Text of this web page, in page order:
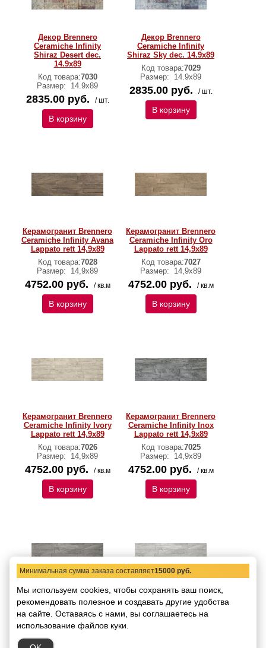
Декор Brennero
Ceramiche Infinity
Shiraz Desert dec.
14.9х89
Код товара:7030
Размер:
14.9х89
2835.00 руб. / шт.
В корзину
Декор Brennero
Ceramiche Infinity
Shiraz Sky dec. 14.9х89
Код товара:7029
Размер:
14.9х89
2835.00 руб. / шт.
В корзину
Керамогранит Brennero
Ceramiche Infinity Avana
Lappato rett 14,9x89
Код товара:7028
Размер:
14,9x89
4752.00 руб. / кв.м
В корзину
Керамогранит Brennero
Ceramiche Infinity Oro
Lappato rett 14,9x89
Код товара:7027
Размер:
14,9x89
4752.00 руб. / кв.м
В корзину
Керамогранит Brennero
Ceramiche Infinity Ivory
Lappato rett 14,9x89
Код товара:7026
Размер:
14,9x89
4752.00 руб. / кв.м
В корзину
Керамогранит Brennero
Ceramiche Infinity Inox
Lappato rett 14,9x89
Код товара:7025
Размер:
14,9x89
4752.00 руб. / кв.м
В корзину
Керамогранит Brennero
Ceramiche Infinity Silver
Lappato rett 14,9x89
7024
Размер:
Керамогранит Brennero
Ceramiche Infinity Perla
Lappato rett 14,9x89
Минимальная сумма заказа составляет15000 руб.
Мы используем cookies, чтобы сохранять ваш поиск,
рекомендовать полезное и создавать другие удобства
на сайте. Оставаясь с нами, вы соглашаетесь на
использование файлов куки.